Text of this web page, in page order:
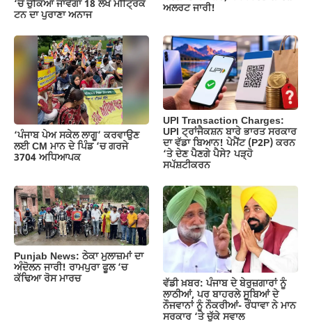
‘ਚੋਂ ਚੁੱਕਿਆ ਜਾਵੇਗਾ 18 ਲੱਖ ਮੀਟ੍ਰਿਕ
ਟਨ ਦਾ ਪੁਰਾਣਾ ਅਨਾਜ
ਅਲਰਟ ਜਾਰੀ!
‘ਪੰਜਾਬ ਪੇਅ ਸਕੇਲ ਲਾਗੂ’ ਕਰਵਾਉਣ
ਲਈ CM ਮਾਨ ਦੇ ਪਿੰਡ ‘ਚ ਗਰਜੇ
3704 ਅਧਿਆਪਕ
UPI Transaction Charges:
UPI ਟ੍ਰਾਂਜੈਕਸ਼ਨ ਬਾਰੇ ਭਾਰਤ ਸਰਕਾਰ
ਦਾ ਵੱਡਾ ਬਿਆਨ! ਪੇਮੈਂਟ (P2P) ਕਰਨ
‘ਤੇ ਦੇਣ ਪੈਣਗੇ ਪੈਸੇ? ਪੜ੍ਹੋ
ਸਪੱਸ਼ਟੀਕਰਨ
Punjab News: ਠੇਕਾ ਮੁਲਾਜ਼ਮਾਂ ਦਾ
ਅੰਦੋਲਨ ਜਾਰੀ! ਰਾਮਪੁਰਾ ਫੂਲ ‘ਚ
ਕੱਢਿਆ ਰੋਸ ਮਾਰਚ
ਵੱਡੀ ਖ਼ਬਰ: ਪੰਜਾਬ ਦੇ ਬੇਰੁਜ਼ਗਾਰਾਂ ਨੂੰ
ਲਾਠੀਆਂ, ਪਰ ਬਾਹਰਲੇ ਸੂਬਿਆਂ ਦੇ
ਨੌਜਵਾਨਾਂ ਨੂੰ ਨੌਕਰੀਆਂ- ਰੰਧਾਵਾ ਨੇ ਮਾਨ
ਸਰਕਾਰ ‘ਤੇ ਚੁੱਕੇ ਸਵਾਲ